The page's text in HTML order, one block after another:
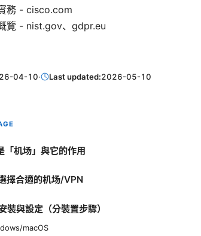
務 - cisco.com
覽 - nist.gov、gdpr.eu
04-10· Last updated:2026-05-10
「机场」與它的作用
擇合適的机场/VPN
裝與設定（分裝置步驟）
macOS